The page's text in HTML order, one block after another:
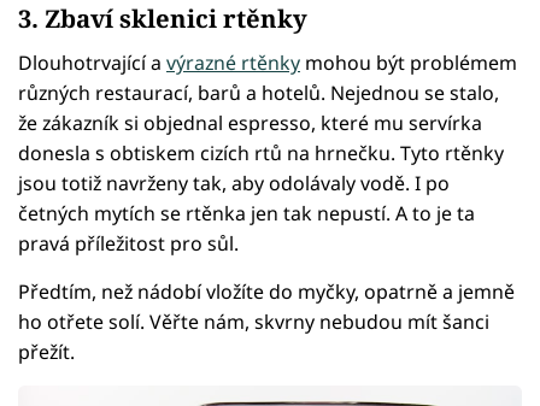
3. Zbaví sklenici rtěnky
Dlouhotrvající a výrazné rtěnky mohou být problémem
různých restaurací, barů a hotelů. Nejednou se stalo,
že zákazník si objednal espresso, které mu servírka
donesla s obtiskem cizích rtů na hrnečku. Tyto rtěnky
jsou totiž navrženy tak, aby odolávaly vodě. I po
četných mytích se rtěnka jen tak nepustí. A to je ta
pravá příležitost pro sůl.
Předtím, než nádobí vložíte do myčky, opatrně a jemně
ho otřete solí. Věřte nám, skvrny nebudou mít šanci
přežít.